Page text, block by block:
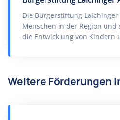
Die Bürgerstiftung
Menschen in der Region
die Entwicklung von Kindern
Weitere Förderungen